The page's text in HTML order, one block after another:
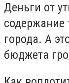
Деньги от
содержание
города. А
бюджета